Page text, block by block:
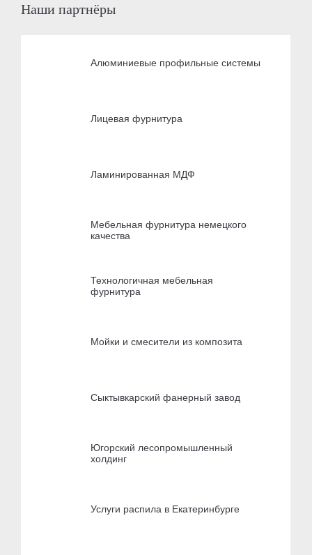
Наши партнёры
Алюминиевые профильные системы
Лицевая фурнитура
Ламинированная МДФ
Мебельная фурнитура немецкого
качества
Технологичная мебельная
фурнитура
Мойки и смесители из композита
Сыктывкарский фанерный завод
Югорский лесопромышленный
холдинг
Услуги распила в Екатеринбурге